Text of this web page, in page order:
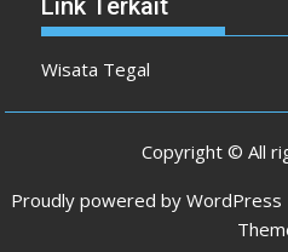
Link Terkait
Wisata Tegal
Copyright © All
Proudly powered by WordPress